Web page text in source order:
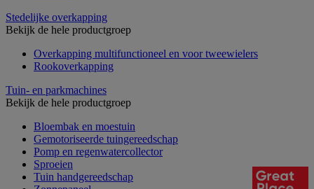
Stedelijke overkapping
Bekijk de hele productgroep
Overkapping multifunctioneel en voor tweewielers
Rookoverkapping
Tuin- en parkmachines
Bekijk de hele productgroep
Bloembak en moestuin
Gemotoriseerde tuingereedschap
Pomp en regenwatercollector
Sproeien
Tuin handgereedschap